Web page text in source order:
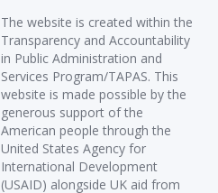
The website is created within the
Transparency and Accountability
in Public Administration and
Services Program/TAPAS. This
website is made possible by the
generous support of the
American people through the
United States Agency for
International Development
(USAID) alongside UK aid from